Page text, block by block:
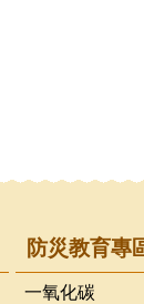
防災教育專
一氧化碳